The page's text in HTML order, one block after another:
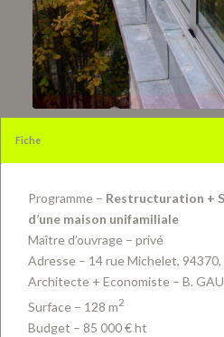
Fiche
Programme – Restructuration +
d’une maison unifamiliale
Maître d’ouvrage – privé
Adresse – 14 rue Michelet,
Architecte + Economiste – B.
Surface – 128 m2
Budget – 85 000 € ht